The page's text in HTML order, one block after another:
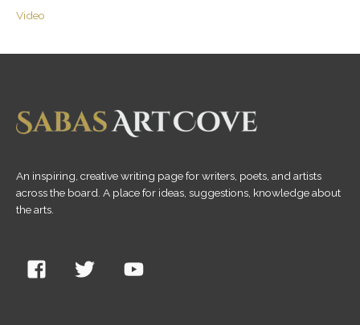
Video
An inspiring, creative writing page for writers, poets, and artists
across the board. A place for ideas, suggestions, knowledge about
the arts.